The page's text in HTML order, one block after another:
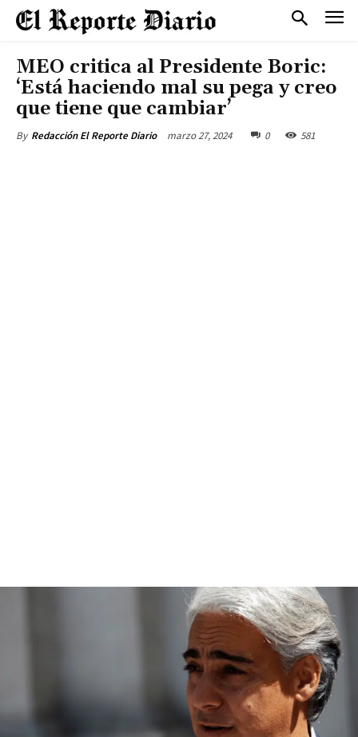
MEO critica al Presidente Boric:
‘Está haciendo mal su pega y creo
que tiene que cambiar’
By Redacción El Reporte Diario marzo 27, 2024 0 581